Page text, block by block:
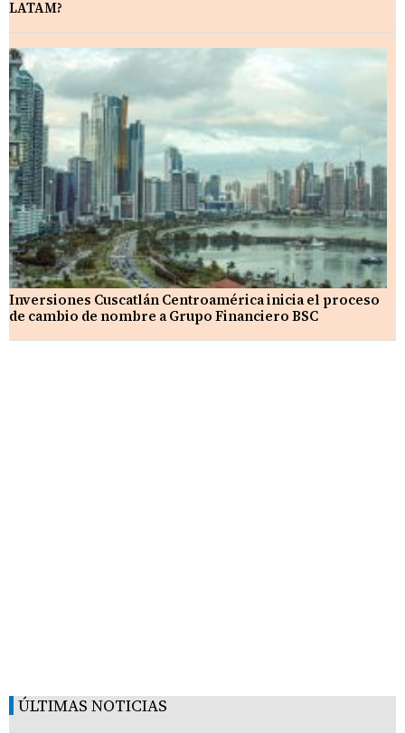
LATAM?
Inversiones Cuscatlán Centroamérica inicia el proceso
de cambio de nombre a Grupo Financiero BSC
ÚLTIMAS NOTICIAS